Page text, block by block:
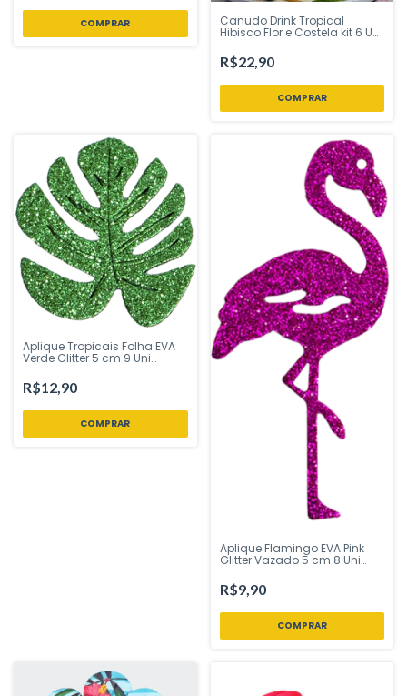
Canudo Drink Tropical
Hibisco Flor e Costela kit 6 Uni
Loja
R$22,90
Aplique Tropicais Folha EVA
Verde Glitter 5 cm 9 Uni
Loja
R$12,90
Aplique Flamingo EVA Pink
Glitter Vazado 5 cm 8 Uni
Loja
R$9,90